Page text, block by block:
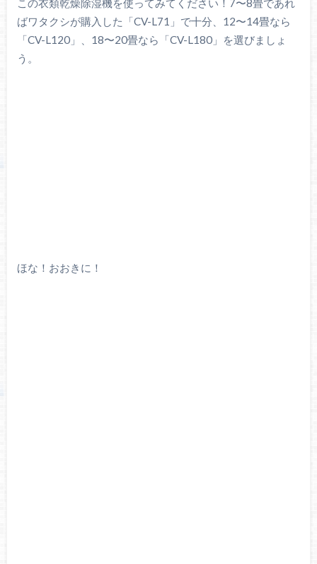
ばワタクシが購入した「CV-L71」で十分、12〜14畳なら
「CV-L120」、18〜20畳なら「CV-L180」を選びましょ
う。
ほな！おおきに！